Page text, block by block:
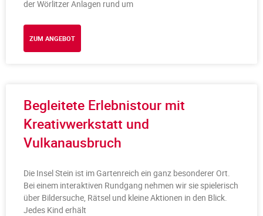
der Wörlitzer Anlagen rund um
ZUM ANGEBOT
Begleitete Erlebnistour mit
Kreativwerkstatt und
Vulkanausbruch
Die Insel Stein ist im Gartenreich ein ganz besonderer Ort.
Bei einem interaktiven Rundgang nehmen wir sie spielerisch
über Bildersuche, Rätsel und kleine Aktionen in den Blick.
Jedes Kind erhält